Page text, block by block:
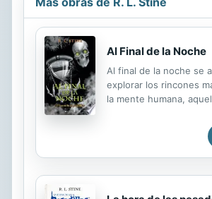
Al Final de la Noche
Al final de la noche se
explorar los rincones
la mente humana,
se ocultan. El
exploración queda
diez historias